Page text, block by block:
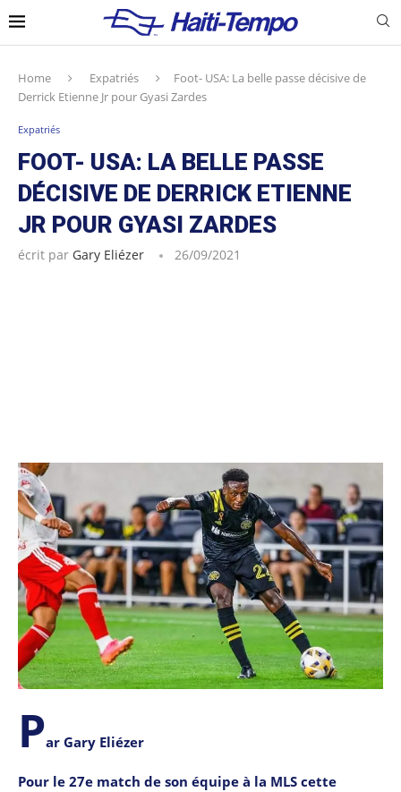
Home Expatriés
Foot- USA: La belle passe décisive de
Derrick Etienne Jr pour Gyasi Zardes
Expatriés
FOOT- USA: LA BELLE PASSE
DÉCISIVE DE DERRICK ETIENNE
JR POUR GYASI ZARDES
écrit par Gary Eliézer 26/09/2021
Par Gary Eliézer
Pour le 27e match de son équipe à la MLS cette